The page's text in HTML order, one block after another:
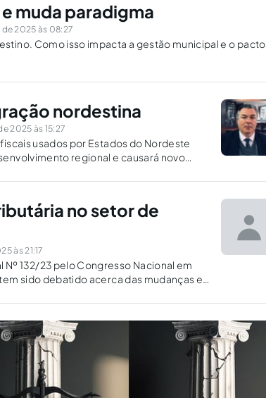
muda paradigma
2025 às 08:27
Como isso impacta a gestão municipal e o pacto
nordestina
2025 às 15:27
usados por Estados do Nordeste
regional e causará novo
no setor de
às 21:17
132/23 pelo Congresso Nacional em
sido debatido acerca das mudanças e